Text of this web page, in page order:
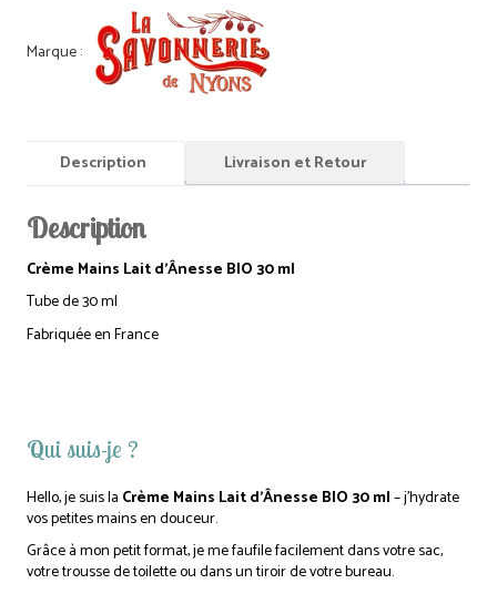
Description Livraison et Retour
Description
Crème Mains Lait d’Ânesse BIO 30 ml
Tube de 30 ml
Fabriquée en France
Qui suis-je ?
Hello, je suis la Crème Mains Lait d’Ânesse BIO 30 ml– j’hydrate
vos petites mains en douceur.
Grâce à mon petit format, je me faufile facilement dans votre sac,
votre trousse de toilette ou dans un tiroir de votre bureau.